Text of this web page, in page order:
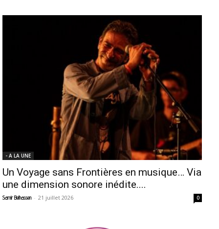
- A LA UNE
Un Voyage sans Frontières en musique… Via
une dimension sonore inédite....
Samir Belhassen - 21 juillet 2026 0